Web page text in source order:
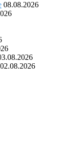
08.08.2026
02.08.2026